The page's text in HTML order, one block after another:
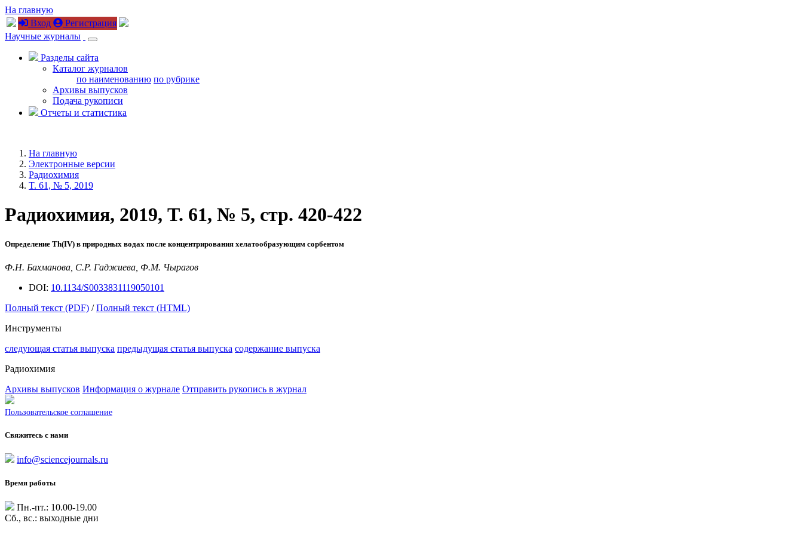
На главную
Вход
Регистрация
Научные журналы
Разделы сайта
Каталог журналов
по наименованию по рубрике
Архивы выпусков
Подача рукописи
Отчеты и статистика
На главную
Электронные версии
Радиохимия
T. 61, № 5, 2019
Радиохимия, 2019, T. 61, № 5, стр. 420-422
Определение Th(IV) в природных водах после концентрирования хелатообразующим сорбентом
Ф.Н. Бахманова, С.Р. Гаджиева, Ф.М. Чырагов
DOI: 10.1134/S0033831119050101
Полный текст (PDF) /Полный текст (HTML)
Инструменты
следующая статья выпуска предыдущая статья выпуска содержание выпуска
Радиохимия
Архивы выпусков Информация о журнале Отправить рукопись в журнал
Пользовательское соглашение
Свяжитесь с нами
info@sciencejournals.ru
Время работы
Пн.-пт.: 10.00-19.00
Сб., вс.: выходные дни